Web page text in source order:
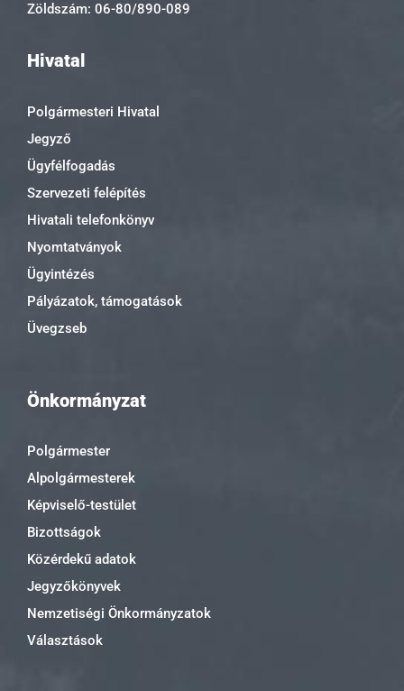
Zöldszám: 06-80/890-089
Hivatal
Polgármesteri Hivatal
Jegyző
Ügyfélfogadás
Szervezeti felépítés
Hivatali telefonkönyv
Nyomtatványok
Ügyintézés
Pályázatok, támogatások
Üvegzseb
Önkormányzat
Polgármester
Alpolgármesterek
Képviselő-testület
Bizottságok
Közérdekű adatok
Jegyzőkönyvek
Nemzetiségi Önkormányzatok
Választások